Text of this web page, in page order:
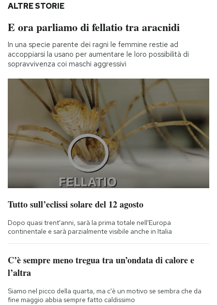
ALTRE STORIE
E ora parliamo di fellatio tra aracnidi
In una specie parente dei ragni le femmine restie ad
accoppiarsi la usano per aumentare le loro possibilità di
sopravvivenza coi maschi aggressivi
Tutto sull’eclissi solare del 12 agosto
Dopo quasi trent'anni, sarà la prima totale nell'Europa
continentale e sarà parzialmente visibile anche in Italia
C’è sempre meno tregua tra un’ondata di calore e
l’altra
Siamo nel picco della quarta, ma c'è un motivo se sembra che da
fine maggio abbia sempre fatto caldissimo